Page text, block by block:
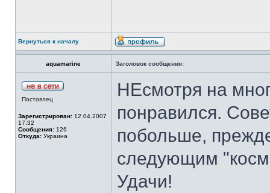
Вернуться к началу
aquamarine Заголовок сообщения:
Постоялец
Зарегистрирован: 12.04.2007
17:32
Сообщения: 126
Откуда: Украина
НЕсмотря на
понравился.
побольше,
следующим
Удачи!